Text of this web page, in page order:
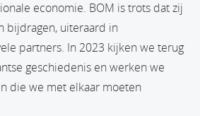
economie. BOM is trots dat zij
bijdragen, uiteraard in
partners. In 2023 kijken we terug
geschiedenis en werken we
die we met elkaar moeten